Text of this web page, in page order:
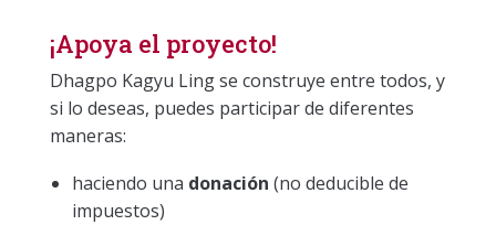
¡Apoya el proyecto!
Dhagpo Kagyu Ling se construye entre todos, y
si lo deseas, puedes participar de diferentes
maneras:
haciendo una donación (no deducible de
impuestos)